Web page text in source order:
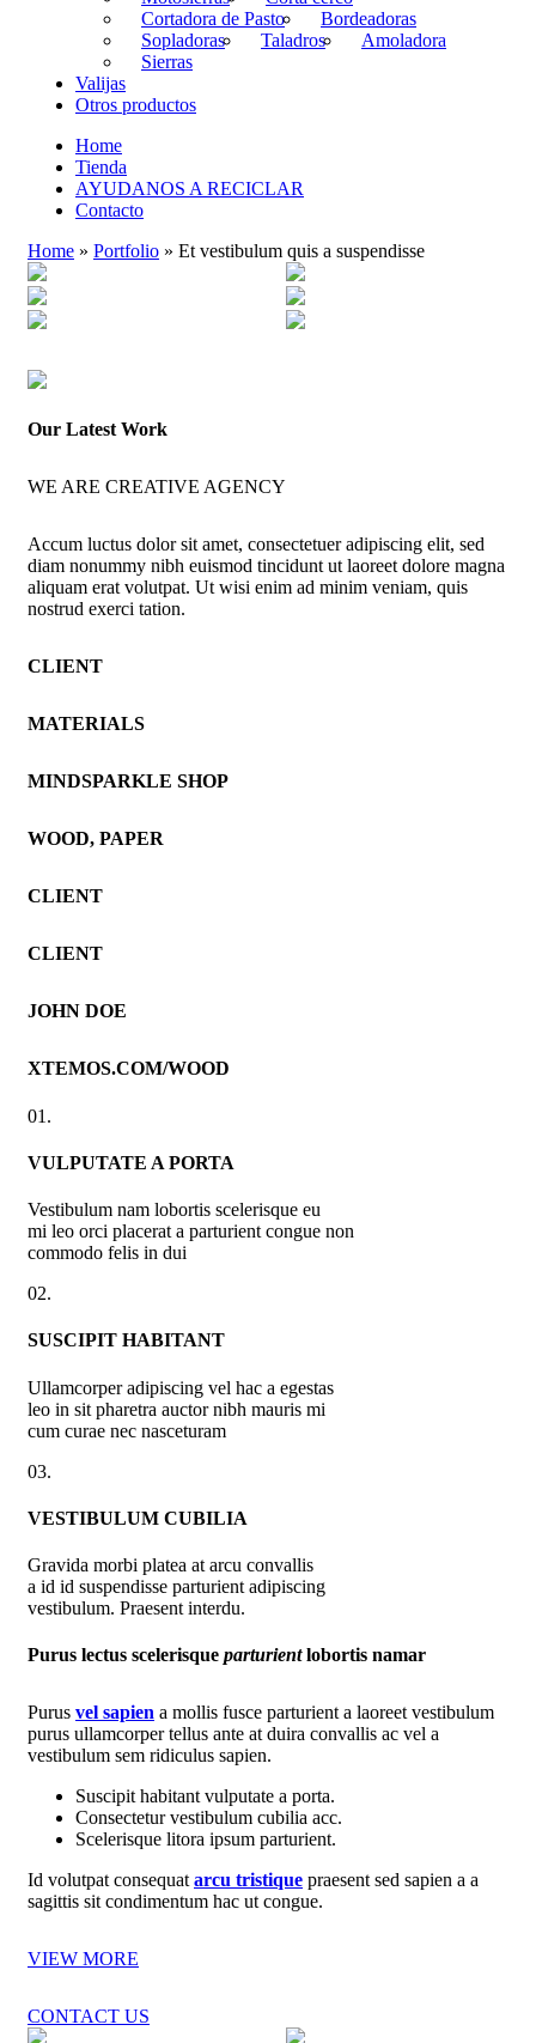
Cortadora de Pasto
Bordeadoras
Sopladoras
Taladros
Amoladora
Sierras
Valijas
Otros productos
Home
Tienda
AYUDANOS A RECICLAR
Contacto
Home » Portfolio » Et vestibulum quis a suspendisse
Our Latest Work
WE ARE CREATIVE AGENCY
Accum luctus dolor sit amet, consectetuer adipiscing elit, sed
diam nonummy nibh euismod tincidunt ut laoreet dolore magna
aliquam erat volutpat. Ut wisi enim ad minim veniam, quis
nostrud exerci tation.
CLIENT
MATERIALS
MINDSPARKLE SHOP
WOOD, PAPER
CLIENT
CLIENT
JOHN DOE
XTEMOS.COM/WOOD
01.
VULPUTATE A PORTA
Vestibulum nam lobortis scelerisque eu
mi leo orci placerat a parturient congue non
commodo felis in dui
02.
SUSCIPIT HABITANT
Ullamcorper adipiscing vel hac a egestas
leo in sit pharetra auctor nibh mauris mi
cum curae nec nasceturam
03.
VESTIBULUM CUBILIA
Gravida morbi platea at arcu convallis
a id id suspendisse parturient adipiscing
vestibulum. Praesent interdu.
Purus lectus scelerisque parturientlobortis namar
Purus vel sapien a mollis fusce parturient a laoreet vestibulum
purus ullamcorper tellus ante at duira convallis ac vel a
vestibulum sem ridiculus sapien.
Suscipit habitant vulputate a porta.
Consectetur vestibulum cubilia acc.
Scelerisque litora ipsum parturient.
Id volutpat consequat arcu tristique praesent sed sapien a a
sagittis sit condimentum hac ut congue.
VIEW MORE
CONTACT US